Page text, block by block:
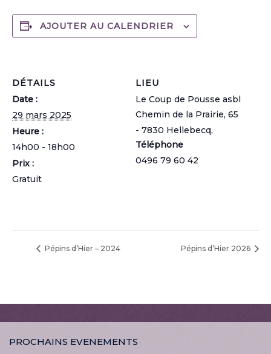
AJOUTER AU CALENDRIER
DÉTAILS
Date :
29 mars 2025
Heure :
14h00 - 18h00
Prix :
Gratuit
LIEU
Le Coup de Pousse asbl
Chemin de la Prairie, 65
- 7830 Hellebecq,
Téléphone
0496 79 60 42
Pépins d’Hier – 2024 Pépins d’Hier 2026
PROCHAINS EVENEMENTS